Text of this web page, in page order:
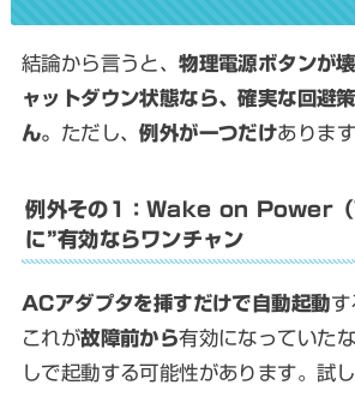
結論から言うと、物理電源ボタンが
ャットダウン状態なら、確実な回避
ん。 ただし、例外が一つだけあります
例外その1：Wake on Power（
に”有効ならワンチャン
ACアダプタを挿すだけで自動起動す
これが故障前から有効になっていた
しで起動する可能性があります。試